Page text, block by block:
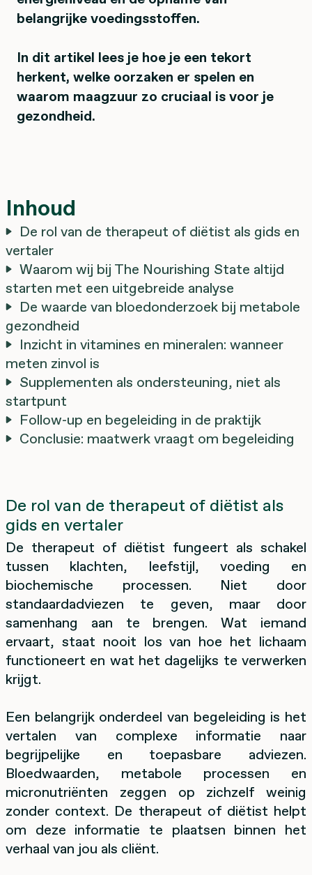
belangrijke voedingsstoffen.
In dit artikel lees je hoe je een tekort
herkent, welke oorzaken er spelen en
waarom maagzuur zo cruciaal is voor je
gezondheid.
Inhoud
De rol van de therapeut of diëtist als gids en
vertaler
Waarom wij bij The Nourishing State altijd
starten met een uitgebreide analyse
De waarde van bloedonderzoek bij metabole
gezondheid
Inzicht in vitamines en mineralen: wanneer
meten zinvol is
Supplementen als ondersteuning, niet als
startpunt
Follow-up en begeleiding in de praktijk
Conclusie: maatwerk vraagt om begeleiding
De rol van de therapeut of diëtist als
gids en vertaler
De therapeut of diëtist fungeert als schakel
tussen klachten, leefstijl, voeding en
biochemische processen. Niet door
standaardadviezen te geven, maar door
samenhang aan te brengen. Wat iemand
ervaart, staat nooit los van hoe het lichaam
functioneert en wat het dagelijks te verwerken
krijgt.
Een belangrijk onderdeel van begeleiding is het
vertalen van complexe informatie naar
begrijpelijke en toepasbare adviezen.
Bloedwaarden, metabole processen en
micronutriënten zeggen op zichzelf weinig
zonder context. De therapeut of diëtist helpt
om deze informatie te plaatsen binnen het
verhaal van jou als cliënt.